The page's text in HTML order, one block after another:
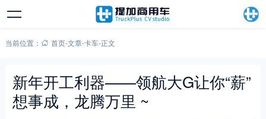
当前位置： 首页-文章-卡车-正文
新年开工利器——领航大G让你“薪”
想事成，龙腾万里 ~